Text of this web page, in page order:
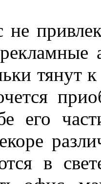
не
тянут
его
в